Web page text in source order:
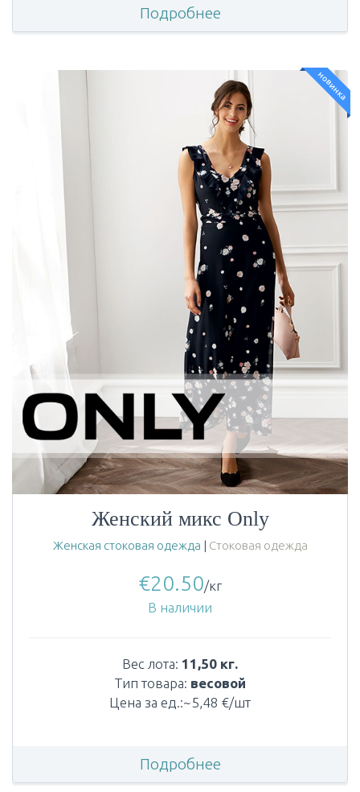
Подробнее
новинка
Женский микс Only
Женская стоковая одежда | Стоковая одежда
€20.50/кг
В наличии
Вес лота: 11,50 кг.
Тип товара: весовой
Цена за ед.:~5,48 €/шт
Подробнее